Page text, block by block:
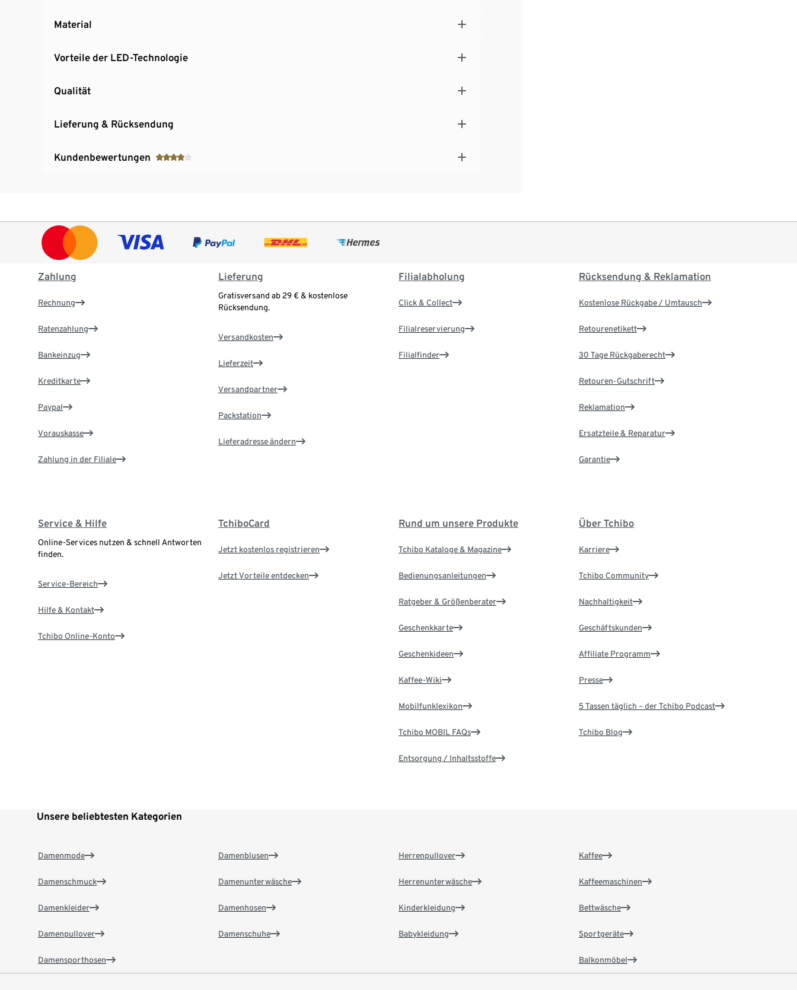
Material
Vorteile der LED-Technologie
Qualität
Lieferung & Rücksendung
Kundenbewertungen
Zahlung
Rechnung
Ratenzahlung
Bankeinzug
Kreditkarte
Paypal
Vorauskasse
Zahlung in der Filiale
Lieferung
Gratisversand ab 29 € & kostenlose
Rücksendung.
Versandkosten
Lieferzeit
Versandpartner
Packstation
Lieferadresse ändern
Filialabholung
Click & Collect
Filialreservierung
Filialfinder
Rücksendung & Reklamation
Kostenlose Rückgabe / Umtausch
Retourenetikett
30 Tage Rückgaberecht
Retouren-Gutschrift
Reklamation
Ersatzteile & Reparatur
Garantie
Service & Hilfe
Online-Services nutzen & schnell Antworten
finden.
Service-Bereich
Hilfe & Kontakt
Tchibo Online-Konto
TchiboCard
Jetzt kostenlos registrieren
Jetzt Vorteile entdecken
Rund um unsere Produkte
Tchibo Kataloge & Magazine
Bedienungsanleitungen
Ratgeber & Größenberater
Geschenkkarte
Geschenkideen
Kaffee-Wiki
Mobilfunklexikon
Tchibo MOBIL FAQs
Entsorgung / Inhaltsstoffe
Über Tchibo
Karriere
Tchibo Community
Nachhaltigkeit
Geschäftskunden
Affiliate Programm
Presse
5 Tassen täglich – der Tchibo Podcast
Tchibo Blog
Unsere beliebtesten Kategorien
Damenmode
Damenschmuck
Damenkleider
Damenpullover
Damensporthosen
Damenblusen
Damenunterwäsche
Damenhosen
Damenschuhe
Herrenpullover
Herrenunterwäsche
Kinderkleidung
Babykleidung
Kaffee
Kaffeemaschinen
Bettwäsche
Sportgeräte
Balkonmöbel